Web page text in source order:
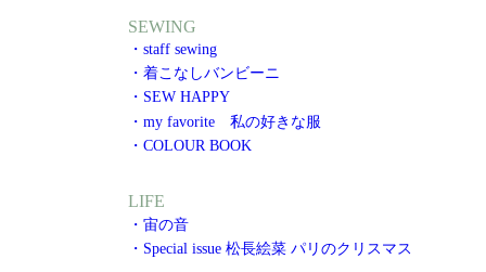
SEWING
・staff sewing
・着こなしバンビーニ
・SEW HAPPY
・my favorite 私の好きな服
・COLOUR BOOK
LIFE
・宙の音
・Special issue 松長絵菜 パリのクリスマス